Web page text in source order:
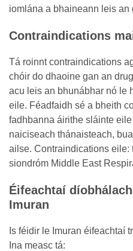
iomlána a bhaineann leis an
Contraindications
Tá roinnt contraindications
chóir do dhaoine gan an
acu leis an bhunábhar nó le
eile. Féadfaidh sé a bheith
fadhbanna áirithe sláinte
naiciseach thánaisteach,
ailse. Contraindications eile:
siondróm Middle East
Éifeachtaí
Imuran
Is féidir le Imuran éifeachtaí
Ina measc tá: